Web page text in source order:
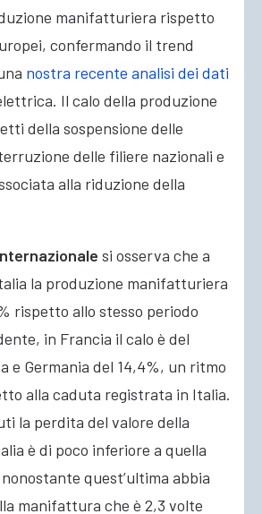
manifatturiera rispetto
confermando il trend
nostra recente analisi dei dati
. Il calo della produzione
della sospensione delle
delle filiere nazionali e
alla riduzione della
si osserva che a
la produzione manifatturiera
rispetto allo stesso periodo
in Francia il calo è del
e Germania del 14,4%, un ritmo
alla caduta registrata in Italia.
la perdita del valore della
è di poco inferiore a quella
quest’ultima abbia
manifattura che è 2,3 volte